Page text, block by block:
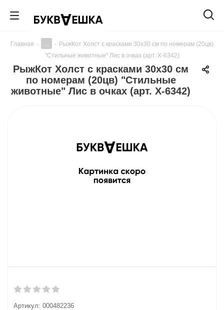
Главная - - РыжКот Холст с красками 30х30 см по номерам (20цв)
"Стильные животные" Лис в очках (арт. Х-6342)
РыжКот Холст с красками 30х30 см
по номерам (20цв) "Стильные
животные" Лис в очках (арт. Х-6342)
Артикул: 000482236